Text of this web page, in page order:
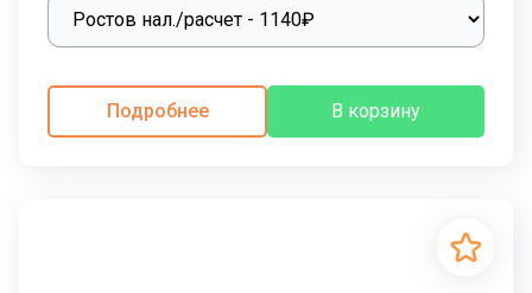
Подробнее В корзину